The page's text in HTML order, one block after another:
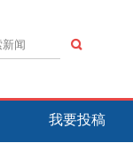
我要投稿